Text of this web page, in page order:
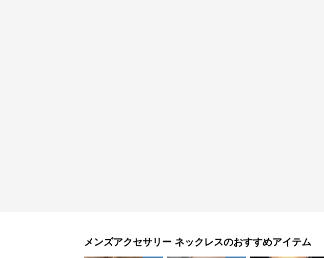
メンズアクセサリー ネックレスのおすすめアイテム